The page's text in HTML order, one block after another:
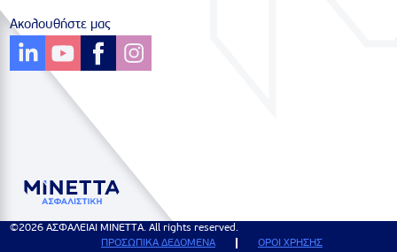
Ακολουθήστε μας
©2026 ΑΣΦΑΛΕΙΑΙ ΜΙΝΕΤΤΑ. All rights reserved.
ΠΡΟΣΩΠΙΚΑ ΔΕΔΟΜΕΝΑ
ΟΡΟΙ ΧΡΗΣΗΣ